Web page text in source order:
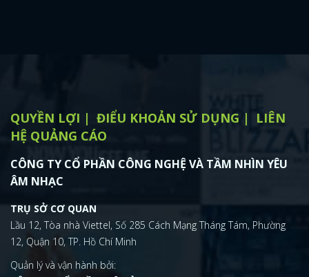
QUYỀN LỢI ĐIỂU KHOẢN SỬ DỤNG
LIÊN
HỆ QUẢNG CÁO
CÔNG TY CỔ PHẦN CÔNG NGHỆ VÀ TẦM NHÌN YÊU
ÂM NHẠC
TRỤ SỞ CƠ QUAN
Lầu 12, Tòa nhà Viettel, Số 285 Cách Mạng Tháng Tám, Phường
12, Quận 10, TP. Hồ Chí Minh
Quản lý và vận hành bởi: